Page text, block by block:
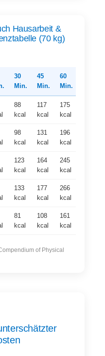
Hausarbeit &
(70 kg)
30
Min.
45
Min.
60
Min.
88
kcal
117
kcal
175
kcal
98
kcal
131
kcal
196
kcal
123
kcal
164
kcal
245
kcal
133
kcal
177
kcal
266
kcal
81
kcal
108
kcal
161
kcal
of Physical